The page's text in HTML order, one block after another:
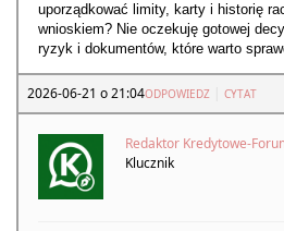
uporządkować limity, karty i historię
wnioskiem? Nie oczekuję gotowej
ryzyk i dokumentów, które warto
2026-06-21 o 21:04ODPOWIEDZ CYTAT
Redaktor Kredytowe-
Klucznik